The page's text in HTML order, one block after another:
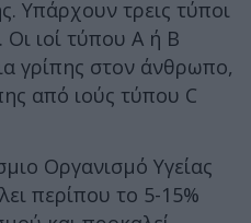
Υπάρχουν τρεις τύποι
Οι ιοί τύπου Α ή Β
γρίπης στον άνθρωπο,
από ιούς τύπου C
Οργανισμό Υγείας
περίπου το 5-15%